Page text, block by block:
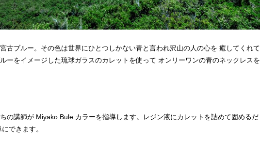
古ブルー。その色は世界にひとつしかない青と言われ沢山の人の心を 癒してくれて
ーをイメージした琉球ガラスのカレットを使って オンリーワンの青のネックレスを
の講師が Miyako Bule カラーを指導します。レジン液にカレットを詰めて固めるだ
できます。